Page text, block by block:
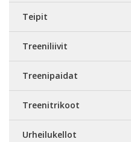
Teipit
Treeniliivit
Treenipaidat
Treenitrikoot
Urheilukellot